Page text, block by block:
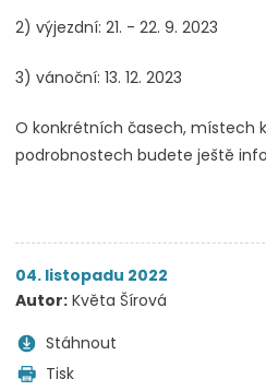
2) výjezdní: 21. - 22. 9. 2023
3) vánoční: 13. 12. 2023
O konkrétních časech, místech
podrobnostech budete ještě
04. listopadu 2022
Autor: Květa Šírová
Stáhnout
Tisk